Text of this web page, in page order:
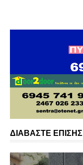
ΔΙΑΒΑΣΤΕ ΕΠΙΣΗΣ